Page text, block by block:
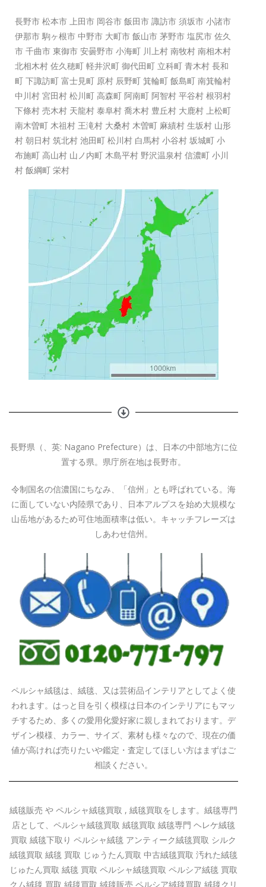
長野市 松本市 上田市 岡谷市 飯田市 諏訪市 須坂市 小諸市
伊那市 駒ヶ根市 中野市 大町市 飯山市 茅野市 塩尻市 佐久
市 千曲市 東御市 安曇野市 小海町 川上村 南牧村 南相木村
北相木村 佐久穂町 軽井沢町 御代田町 立科町 青木村 長和
町 下諏訪町 富士見町 原村 辰野町 箕輪町 飯島町 南箕輪村
中川村 宮田村 松川町 高森町 阿南町 阿智村 平谷村 根羽村
下條村 売木村 天龍村 泰阜村 喬木村 豊丘村 大鹿村 上松町
南木曽町 木祖村 王滝村 大桑村 木曽町 麻績村 生坂村 山形
村 朝日村 筑北村 池田町 松川村 白馬村 小谷村 坂城町 小
布施町 高山村 山ノ内町 木島平村 野沢温泉村 信濃町 小川
村 飯綱町 栄村
長野県（、英: Nagano Prefecture）は、日本の中部地方に位
置する県。県庁所在地は長野市。
令制国名の信濃国にちなみ、「信州」とも呼ばれている。海
に面していない内陸県であり、日本アルプスを始め大規模な
山岳地があるため可住地面積率は低い。キャッチフレーズは
しあわせ信州。
ペルシャ絨毯は、絨毯、又は芸術品インテリアとしてよく使
われます。はっと目を引く模様は日本のインテリアにもマッ
チするため、多くの愛用化愛好家に親しまれております。デ
ザイン模様、カラー、サイズ、素材も様々なので、現在の価
値が高ければ売りたいや鑑定・査定してほしい方はまずはご
相談ください。
絨毯販売 や ペルシャ絨毯買取 , 絨毯買取をします。絨毯専門
店として、ペルシャ絨毯買取 絨毯買取 絨毯専門 ヘレケ絨毯
買取 絨毯下取り ペルシャ絨毯 アンティーク絨毯買取 シルク
絨毯買取 絨毯 買取 じゅうたん買取 中古絨毯買取 汚れた絨毯
じゅたん買取 絨毯 買取 ペルシャ絨毯買取 ペルシア絨毯 買取
クム絨毯 買取 絨毯買取 絨毯販売 ペルシア絨毯買取 絨毯クリ